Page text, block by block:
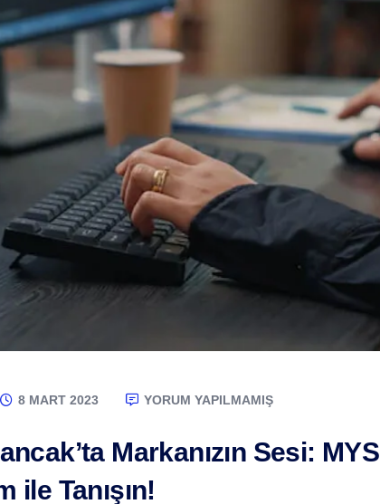
8 MART 2023 YORUM YAPILMAMIŞ
Markanızın Sesi: MYS
ile Tanışın!